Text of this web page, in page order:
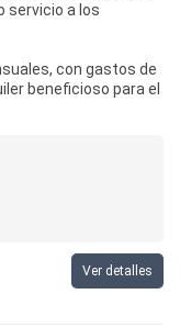
servicio a los
con gastos de
beneficioso para el
Ver detalles